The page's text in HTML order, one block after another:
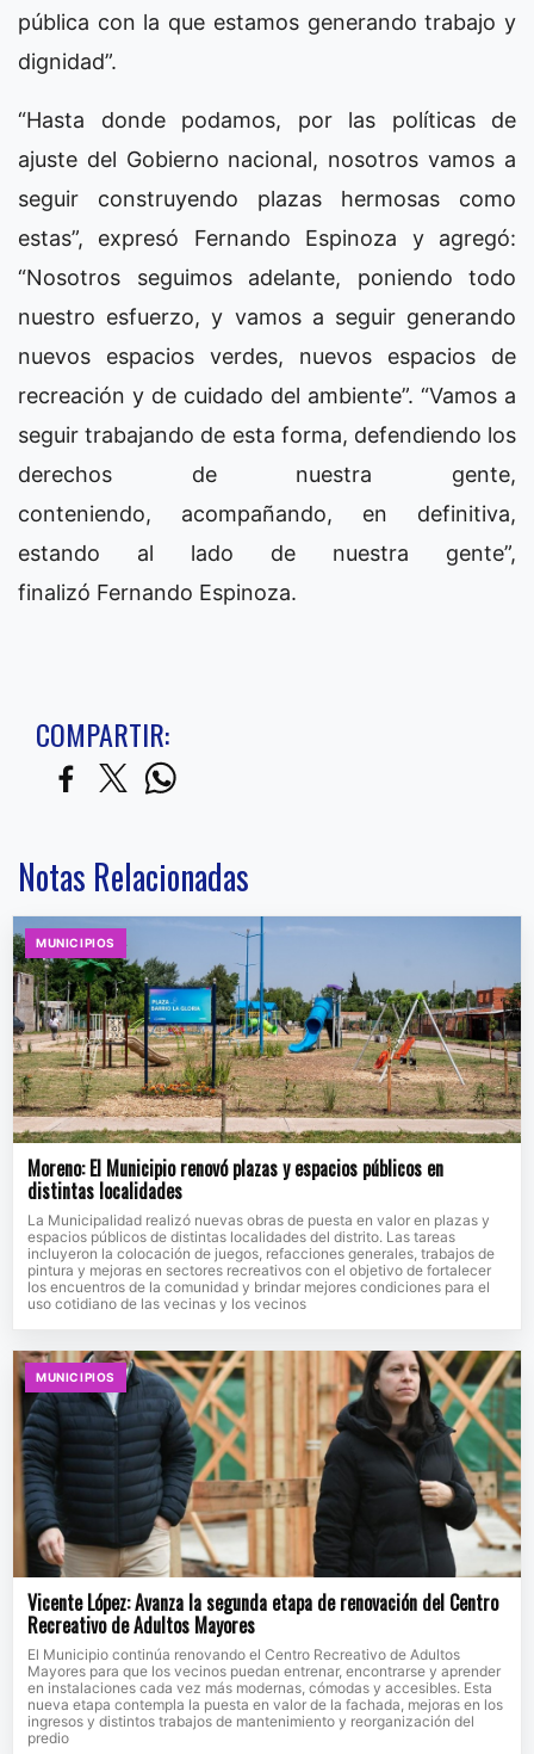
pública con la que estamos generando trabajo y
dignidad”.
“Hasta donde podamos, por las políticas de
ajuste del Gobierno nacional, nosotros vamos a
seguir construyendo plazas hermosas como
estas”, expresó Fernando Espinoza y agregó:
“Nosotros seguimos adelante, poniendo todo
nuestro esfuerzo, y vamos a seguir generando
nuevos espacios verdes, nuevos espacios de
recreación y de cuidado del ambiente”. “Vamos a
seguir trabajando de esta forma, defendiendo los
derechos de nuestra gente,
conteniendo, acompañando, en definitiva,
estando al lado de nuestra gente”,
finalizó Fernando Espinoza.
COMPARTIR:
Notas Relacionadas
MUNICIPIOS
Moreno: El Municipio renovó plazas y espacios públicos en
distintas localidades
La Municipalidad realizó nuevas obras de puesta en valor en plazas y
espacios públicos de distintas localidades del distrito. Las tareas
incluyeron la colocación de juegos, refacciones generales, trabajos de
pintura y mejoras en sectores recreativos con el objetivo de fortalecer
los encuentros de la comunidad y brindar mejores condiciones para el
uso cotidiano de las vecinas y los vecinos
MUNICIPIOS
Vicente López: Avanza la segunda etapa de renovación del Centro
Recreativo de Adultos Mayores
El Municipio continúa renovando el Centro Recreativo de Adultos
Mayores para que los vecinos puedan entrenar, encontrarse y aprender
en instalaciones cada vez más modernas, cómodas y accesibles. Esta
nueva etapa contempla la puesta en valor de la fachada, mejoras en los
ingresos y distintos trabajos de mantenimiento y reorganización del
predio